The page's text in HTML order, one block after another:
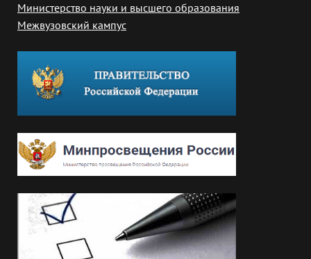
Министерство науки и высшего образования
Межвузовский кампус